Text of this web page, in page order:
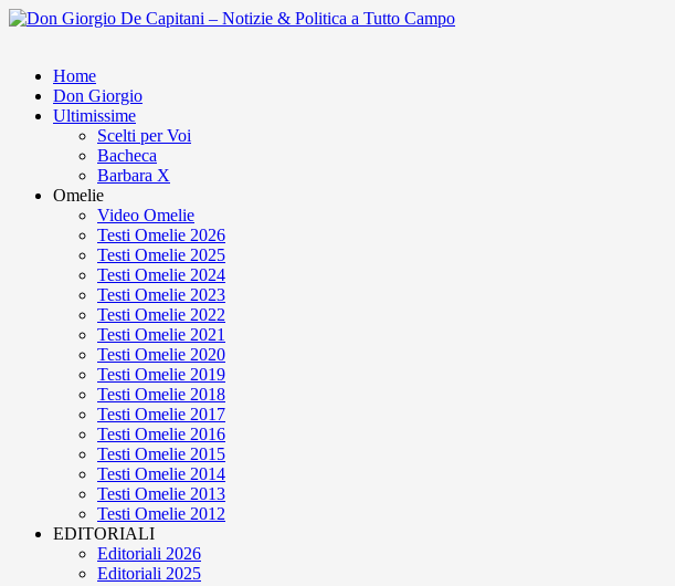
Home
Don Giorgio
Ultimissime
Scelti per Voi
Bacheca
Barbara X
Omelie
Video Omelie
Testi Omelie 2026
Testi Omelie 2025
Testi Omelie 2024
Testi Omelie 2023
Testi Omelie 2022
Testi Omelie 2021
Testi Omelie 2020
Testi Omelie 2019
Testi Omelie 2018
Testi Omelie 2017
Testi Omelie 2016
Testi Omelie 2015
Testi Omelie 2014
Testi Omelie 2013
Testi Omelie 2012
EDITORIALI
Editoriali 2026
Editoriali 2025